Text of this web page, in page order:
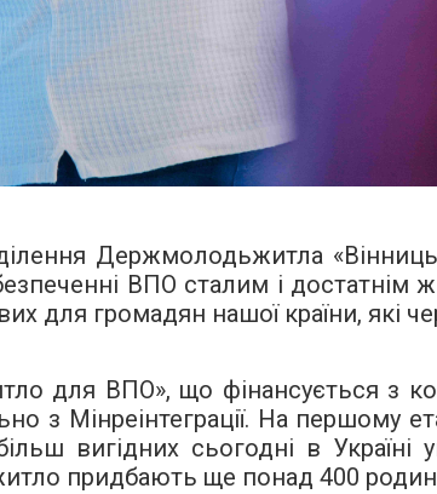
Держмолодьжитла
ВПО сталим і достатнім
громадян нашої країни, які
для ВПО», що фінансується з
з Мінреінтеграції. На першому
вигідних сьогодні в Україні
придбають ще понад 400